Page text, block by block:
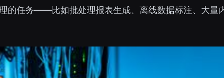
的任务——比如批处理报表生成、离线数据标注、大量